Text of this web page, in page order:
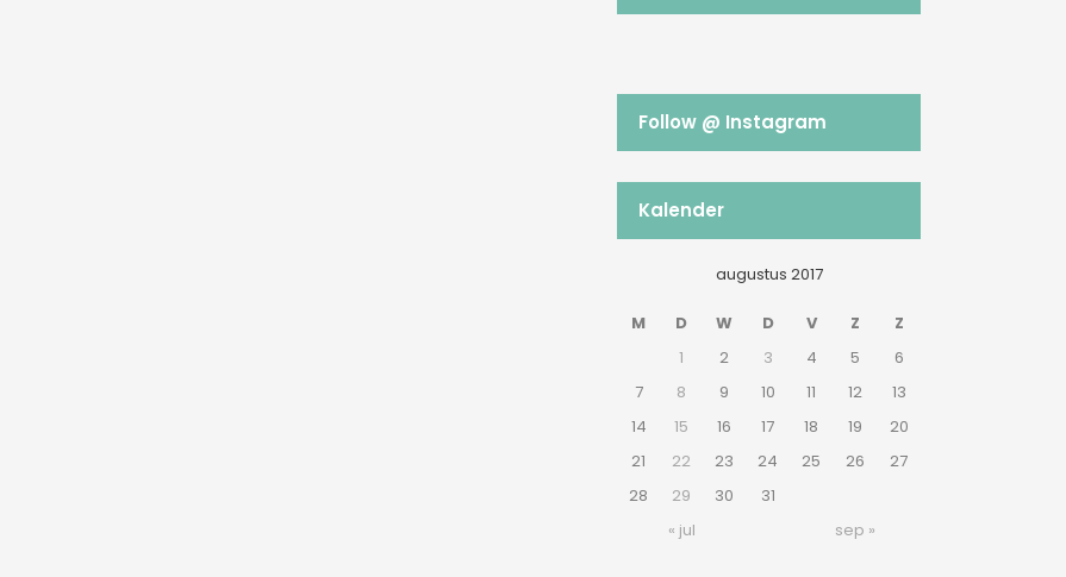
Follow @ Instagram
Kalender
augustus 2017
M D W D V Z Z
« jul sep »
1 2 3 4 5
6
7
8 9 10 11 12
13
14
15 16 17 18 19
20
21
22 23 24 25 26
27
28
29 30 31